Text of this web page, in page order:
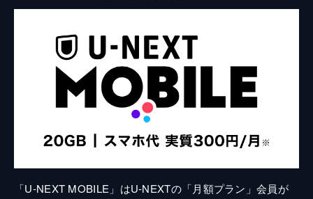
「U-NEXT MOBILE」はU-NEXTの「月額プラン」会員が